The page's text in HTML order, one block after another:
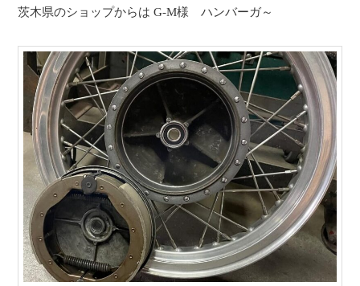
茨木県のショップからは G-M様 ハンバーガ～